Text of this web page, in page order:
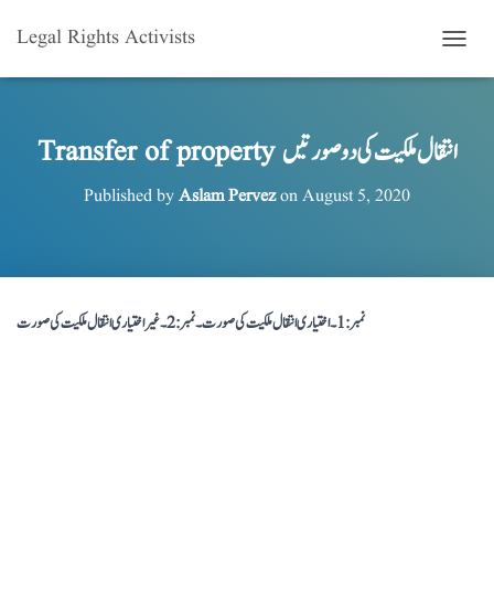
Legal Rights Activists
O
L
ETransfer of property انتقال ملکیت کی دو صورتیں
Published byAslam PervezonAugust 5, 2020
نمبر : 1 ۔ اختیاری انتقال ملکیت کی صورت ۔ نمبر : 2 ۔ غیر اختیاری انتقال ملکیت کی صورت